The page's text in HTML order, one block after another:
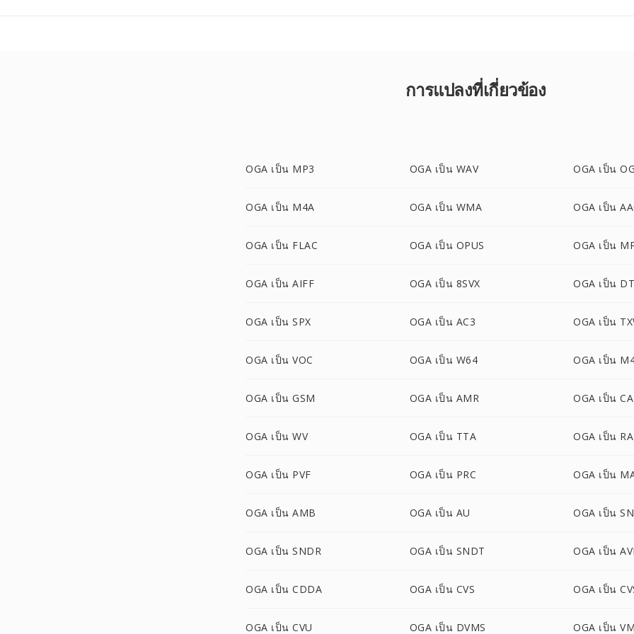
การแปลงที่เกี่ยวข้อง
OGA เป็น MP3 OGA เป็น WAV OGA เป็น
OGA เป็น M4A OGA เป็น WMA OGA เป็น
OGA เป็น FLAC OGA เป็น OPUS OGA เป็น
OGA เป็น AIFF OGA เป็น 8SVX OGA เป็น
OGA เป็น SPX OGA เป็น AC3 OGA เป็น
OGA เป็น VOC OGA เป็น W64 OGA เป็น
OGA เป็น GSM OGA เป็น AMR OGA เป็น
OGA เป็น WV OGA เป็น TTA OGA เป็น RA
OGA เป็น PVF OGA เป็น PRC OGA เป็น
OGA เป็น AMB OGA เป็น AU OGA เป็น
OGA เป็น SNDR OGA เป็น SNDT OGA เป็น
OGA เป็น CDDA OGA เป็น CVS OGA เป็น
OGA เป็น CVU OGA เป็น DVMS OGA เป็น